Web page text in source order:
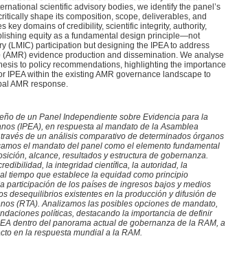
scientific advisory bodies, we identify the panel’s
shape its composition, scope, deliverables, and
key domains of credibility, scientific integrity, authority,
equity as a fundamental design principle—not
(LMIC) participation but designing the IPEA to address
(AMR) evidence production and dissemination. We analyse
to policy recommendations, highlighting the importance
IPEA within the existing AMR governance landscape to
AMR response.
de un Panel Independiente sobre Evidencia para la
(IPEA), en respuesta al mandato de la Asamblea
de un análisis comparativo de determinados órganos
el mandato del panel como el elemento fundamental
alcance, resultados y estructura de gobernanza.
la integridad científica, la autoridad, la
tiempo que establece la equidad como principio
participación de los países de ingresos bajos y medios
desequilibrios existentes en la producción y difusión de
(RTA). Analizamos las posibles opciones de mandato,
políticas, destacando la importancia de definir
dentro del panorama actual de gobernanza de la RAM, a
en la respuesta mundial a la RAM.